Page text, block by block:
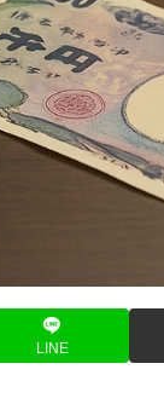
LINE